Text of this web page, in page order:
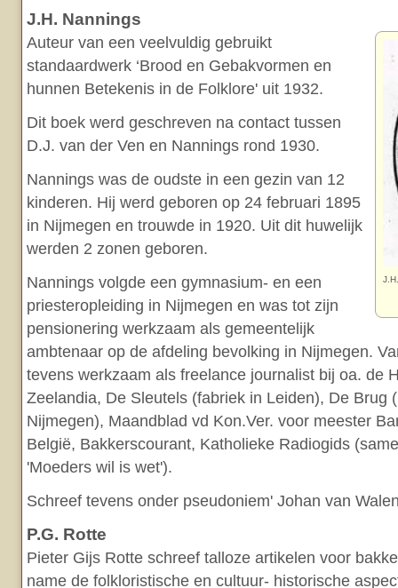
J.H. Nannings
Auteur van een veelvuldig gebruikt
standaardwerk ‘Brood en Gebakvormen en
hunnen Betekenis in de Folklore' uit 1932.
Dit boek werd geschreven na contact tussen
D.J. van der Ven en Nannings rond 1930.
Nannings was de oudste in een gezin van 12
kinderen. Hij werd geboren op 24 februari 1895
in Nijmegen en trouwde in 1920. Uit dit huwelijk
werden 2 zonen geboren.
Nannings volgde een gymnasium- en een
priesteropleiding in Nijmegen en was tot zijn
pensionering werkzaam als gemeentelijk
ambtenaar op de afdeling bevolking in Nijmegen.
tevens werkzaam als freelance journalist bij oa. de
Zeelandia, De Sleutels (fabriek in Leiden), De Brug
Nijmegen), Maandblad vd Kon.Ver. voor meester
België, Bakkerscourant, Katholieke Radiogids
'Moeders wil is wet').
Schreef tevens onder pseudoniem' Johan van
P.G. Rotte
Pieter Gijs Rotte schreef talloze artikelen voor
name de folkloristische en cultuur- historische